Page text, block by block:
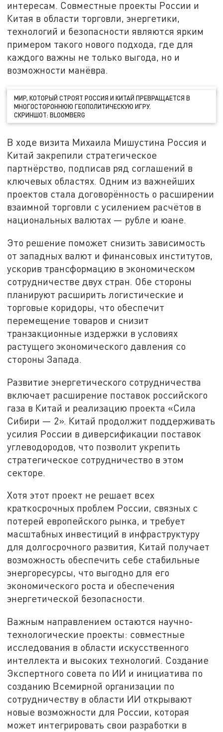
интересам. Совместные проекты России и
Китая в области торговли, энергетики,
технологий и безопасности являются ярким
примером такого нового подхода, где для
каждого важны не только выгода, но и
возможности манёвра.
МИР, КОТОРЫЙ СТРОЯТ РОССИЯ И КИТАЙ ПРЕВРАЩАЕТСЯ В
МНОГОСТОРОННЮЮ ГЕОПОЛИТИЧЕСКУЮ ИГРУ.
СКРИНШОТ: BLOOMBERG
В ходе визита Михаила Мишустина Россия и
Китай закрепили стратегическое
партнёрство, подписав ряд соглашений в
ключевых областях. Одним из важнейших
проектов стала договорённость о расширении
взаимной торговли с усилением расчётов в
национальных валютах — рубле и юане.
Это решение поможет снизить зависимость
от западных валют и финансовых институтов,
ускорив трансформацию в экономическом
сотрудничестве двух стран. Обе стороны
планируют расширить логистические и
торговые коридоры, что обеспечит
перемещение товаров и снизит
транзакционные издержки в условиях
растущего экономического давления со
стороны Запада.
Развитие энергетического сотрудничества
включает расширение поставок российского
газа в Китай и реализацию проекта «Сила
Сибири — 2». Китай продолжит поддерживать
усилия России в диверсификации поставок
углеводородов, что позволит укрепить
стратегическое сотрудничество в этом
секторе.
Хотя этот проект не решает всех
краткосрочных проблем России, связных с
потерей европейского рынка, и требует
масштабных инвестиций в инфраструктуру
для долгосрочного развития, Китай получает
возможность обеспечить себе стабильные
энергоресурсы, что выгодно для его
экономического роста и обеспечения
энергетической безопасности.
Важным направлением остаются научно-
технологические проекты: совместные
исследования в области искусственного
интеллекта и высоких технологий. Создание
Экспертного совета по ИИ и инициатива по
созданию Всемирной организации по
сотрудничеству в области ИИ открывают
новые возможности для России, которая
может интегрировать свои разработки в